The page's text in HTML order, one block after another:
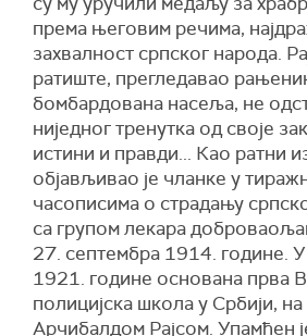
према његовим речима,
захвалност српског народа.
ратиште, прегледавао
бомбардована насеља, не
ниједног тренутка од своје
истини и правди... Као ратни
објављивао је чланке у
часописима о страдању
са групом лекара
27. септембра 1914. године. У
1921. године основана прва
полицијска школа у Србији,
Арчибалдом Рајсом. Упамћен